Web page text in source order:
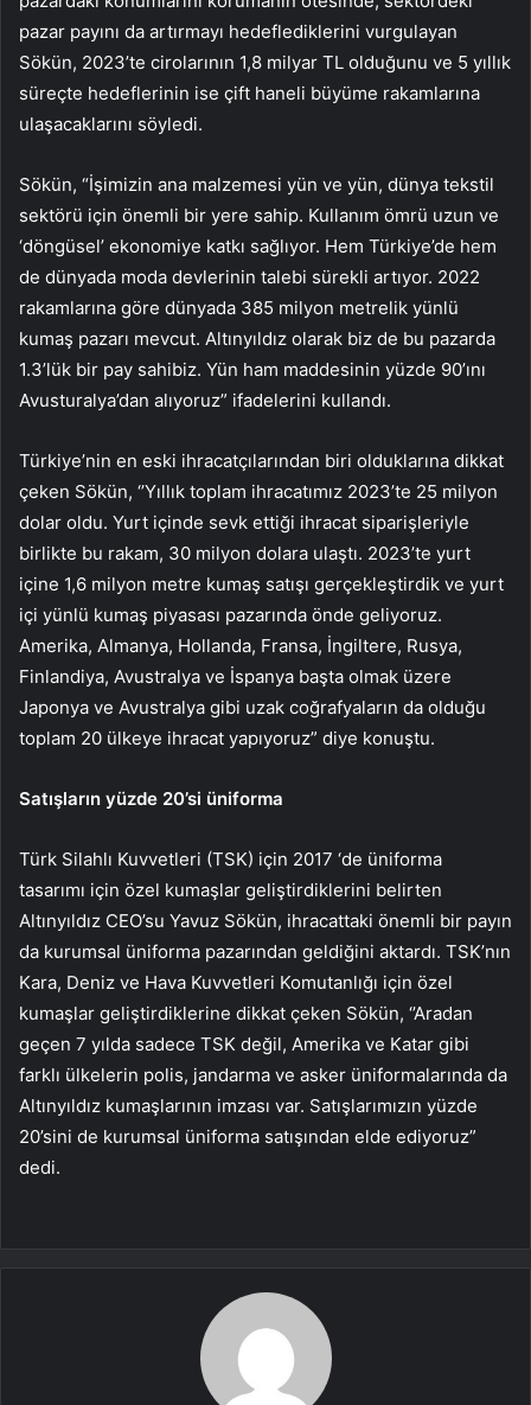
pazar payını da artırmayı hedeflediklerini vurgulayan
Sökün, 2023’te cirolarının 1,8 milyar TL olduğunu ve 5 yıllık
süreçte hedeflerinin ise çift haneli büyüme rakamlarına
ulaşacaklarını söyledi.
Sökün, “İşimizin ana malzemesi yün ve yün, dünya tekstil
sektörü için önemli bir yere sahip. Kullanım ömrü uzun ve
‘döngüsel’ ekonomiye katkı sağlıyor. Hem Türkiye’de hem
de dünyada moda devlerinin talebi sürekli artıyor. 2022
rakamlarına göre dünyada 385 milyon metrelik yünlü
kumaş pazarı mevcut. Altınyıldız olarak biz de bu pazarda
1.3’lük bir pay sahibiz. Yün ham maddesinin yüzde 90’ını
Avusturalya’dan alıyoruz” ifadelerini kullandı.
Türkiye’nin en eski ihracatçılarından biri olduklarına dikkat
çeken Sökün, ‘’Yıllık toplam ihracatımız 2023’te 25 milyon
dolar oldu. Yurt içinde sevk ettiği ihracat siparişleriyle
birlikte bu rakam, 30 milyon dolara ulaştı. 2023’te yurt
içine 1,6 milyon metre kumaş satışı gerçekleştirdik ve yurt
içi yünlü kumaş piyasası pazarında önde geliyoruz.
Amerika, Almanya, Hollanda, Fransa, İngiltere, Rusya,
Finlandiya, Avustralya ve İspanya başta olmak üzere
Japonya ve Avustralya gibi uzak coğrafyaların da olduğu
toplam 20 ülkeye ihracat yapıyoruz” diye konuştu.
Satışların yüzde 20’si üniforma
Türk Silahlı Kuvvetleri (TSK) için 2017 ‘de üniforma
tasarımı için özel kumaşlar geliştirdiklerini belirten
Altınyıldız CEO’su Yavuz Sökün, ihracattaki önemli bir payın
da kurumsal üniforma pazarından geldiğini aktardı. TSK’nın
Kara, Deniz ve Hava Kuvvetleri Komutanlığı için özel
kumaşlar geliştirdiklerine dikkat çeken Sökün, ‘’Aradan
geçen 7 yılda sadece TSK değil, Amerika ve Katar gibi
farklı ülkelerin polis, jandarma ve asker üniformalarında da
Altınyıldız kumaşlarının imzası var. Satışlarımızın yüzde
20’sini de kurumsal üniforma satışından elde ediyoruz”
dedi.